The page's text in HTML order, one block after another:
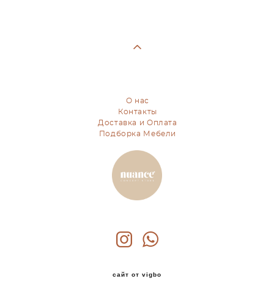
О нас
Контакты
Доставка и Оплата
Подборка Мебели
сайт от vigbo